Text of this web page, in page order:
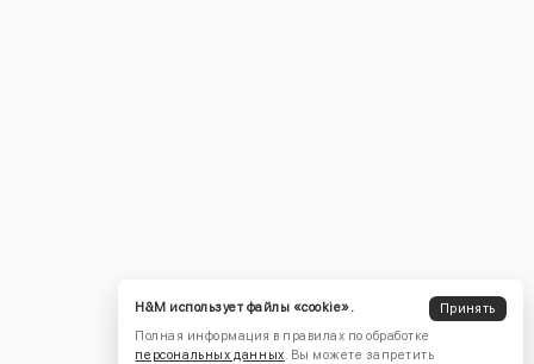
H&M использует файлы «cookie».
Принять
Полная информация в правилах по обработке
персональных данных. Вы можете запретить